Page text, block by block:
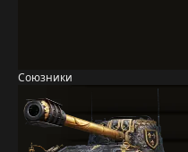
Союзники